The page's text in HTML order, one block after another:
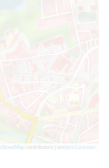
contributors | weitere Lizenzen